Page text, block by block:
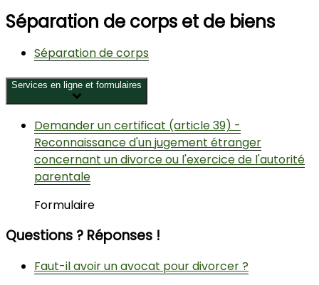
Séparation de corps et de biens
Séparation de corps
Services en ligne et formulaires
Demander un certificat (article 39) -
Reconnaissance d'un jugement étranger
concernant un divorce ou l'exercice de l'autorité
parentale
Formulaire
Questions ? Réponses !
Faut-il avoir un avocat pour divorcer ?